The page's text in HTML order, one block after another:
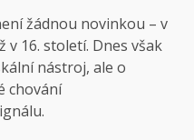
žádnou novinkou – v
v 16. století. Dnes však
nástroj, ale o
chování